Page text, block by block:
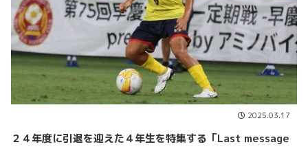
2025.03.17
２４年度に引退を迎えた４年生を特集する「Last message